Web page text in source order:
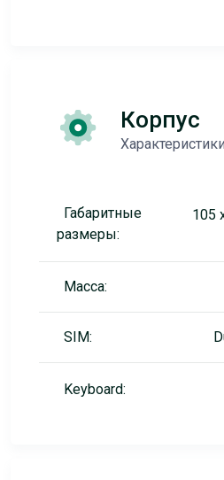
Корпус
Характеристики
Габаритные
размеры:
105
Масса:
SIM:
Keyboard: